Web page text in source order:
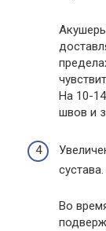
На 10-
швов и
сустава.
Во